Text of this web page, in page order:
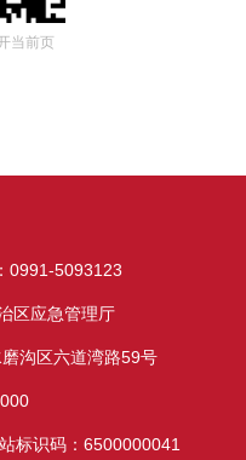
当前页
0991-5093123
区应急管理厅
沟区六道湾路59号
标识码：6500000041